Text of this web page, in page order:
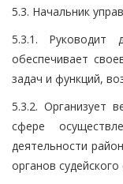
5.3. Начальник
5.3.1. Руководит
обеспечивает
задач и функций,
5.3.2. Организует
сфере
деятельности
органов